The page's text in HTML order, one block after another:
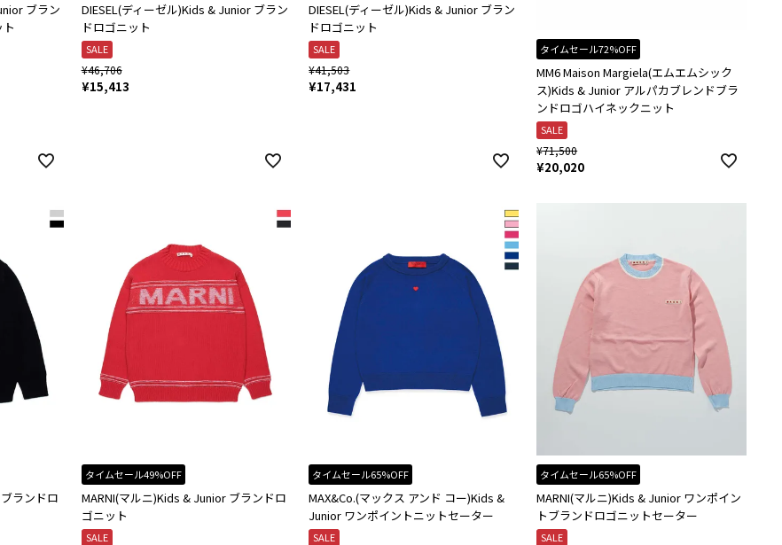
ブラン
DIESEL(ディーゼル)Kids & Junior ブラン
ドロゴニット
SALE
¥46,706
¥15,413
DIESEL(ディーゼル)Kids & Junior ブラン
ドロゴニット
SALE
¥41,503
¥17,431
タイムセール72%OFF
MM6 Maison Margiela(エムエムシック
ス)Kids & Junior アルパカブレンドブラ
ンドロゴハイネックニット
SALE
¥71,500
¥20,020
ランドロ
タイムセール49%OFF
MARNI(マルニ)Kids & Junior ブランドロ
ゴニット
SALE
タイムセール65%OFF
MAX&Co.(マックス アンド コー)Kids &
Junior ワンポイントニットセーター
SALE
タイムセール65%OFF
MARNI(マルニ)Kids & Junior ワンポイン
トブランドロゴニットセーター
SALE